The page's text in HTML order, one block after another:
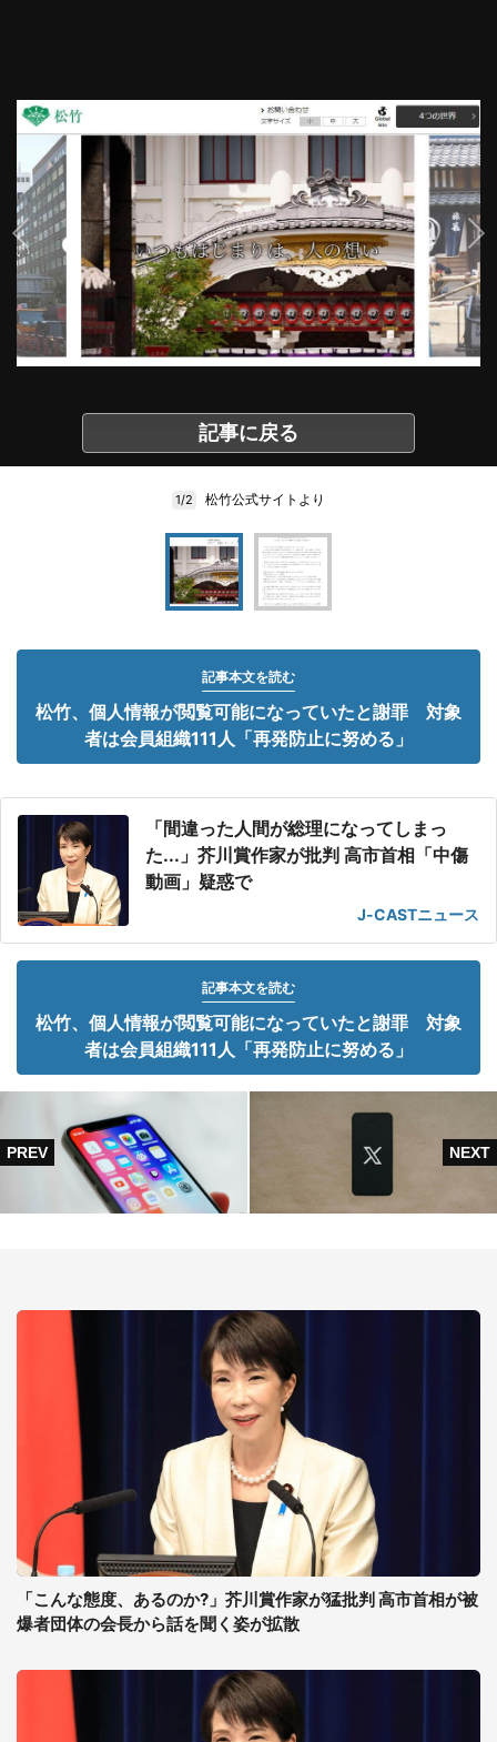
記事に戻る
1/2 松竹公式サイトより
記事本文を読む
松竹、個人情報が閲覧可能になっていたと謝罪 対象
者は会員組織111人「再発防止に努める」
「間違った人間が総理になってしまっ
た...」芥川賞作家が批判 高市首相「中傷
動画」疑惑で
J-CASTニュース
記事本文を読む
松竹、個人情報が閲覧可能になっていたと謝罪 対象
者は会員組織111人「再発防止に努める」
「こんな態度、あるのか?」芥川賞作家が猛批判 高市首相が被
爆者団体の会長から話を聞く姿が拡散